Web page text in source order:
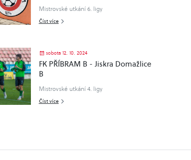
Mistrovské utkání 6. ligy
Číst více
sobota 12. 10. 2024
FK PŘÍBRAM B - Jiskra Domažlice
B
Mistrovské utkání 4. ligy
Číst více